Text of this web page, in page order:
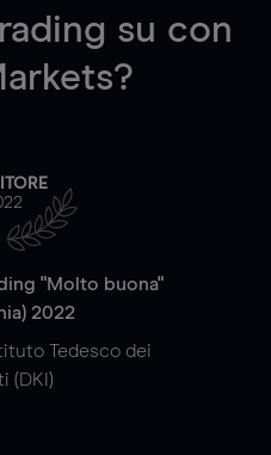
su con
"Molto buona"
2022
Tedesco dei
(DKI)